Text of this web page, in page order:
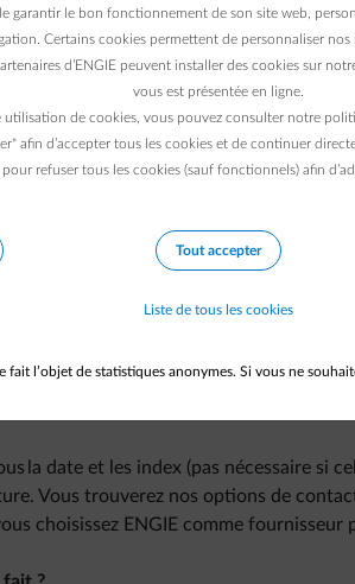
ne peut en aucun cas intervenir.
nom ?
si vous choisissez ENGIE comme
reprisedes énergies avec votre ex-
Il vous servira de preuve en cas de
(par exemple des panneaux
?
qui court à votre nom soit clôturé
le soigneusement. Il vous servira de
(par exemple des panneaux
la date et les index (pas nécessaire si
Vous trouverez nos options de
choisissez ENGIE comme fournisseur
garantir le bon fonctionnement de son site web,
Certains cookies permettent de personnaliser nos
d’ENGIE peuvent installer des cookies sur
vous est présentée en ligne.
utilisation de cookies, vous pouvez consulter notre
afin d’accepter tous les cookies et de continuer
refuser tous les cookies (sauf fonctionnels) afin
Tout accepter
Liste de tous les cookies
fait l’objet de statistiques anonymes. Si vous ne